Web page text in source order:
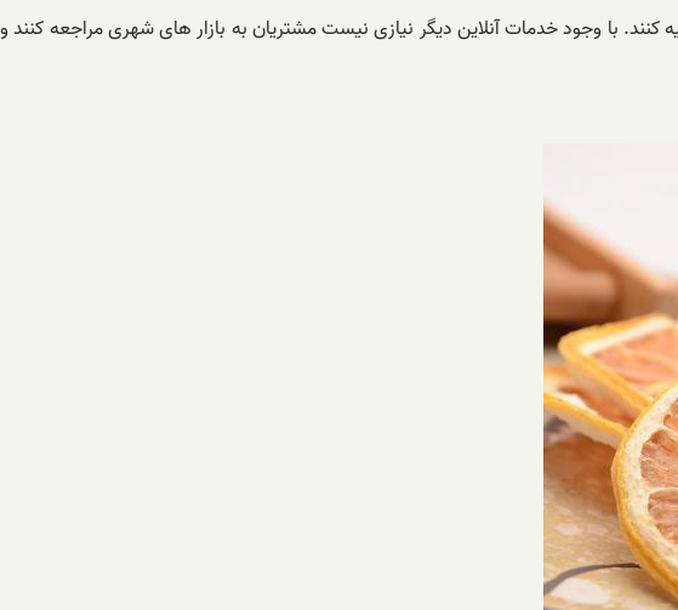
کنند. با وجود خدمات آنلاین دیگر نیازی نیست مشتریان به بازار های شهری مراجعه کنند و